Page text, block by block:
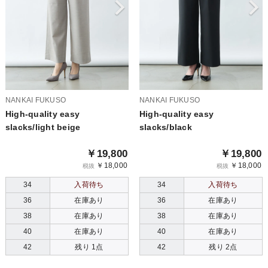
NANKAI FUKUSO
High-quality easy
slacks/light beige
￥19,800
税抜 ￥18,000
34
入荷待ち
36
在庫あり
38
在庫あり
40
在庫あり
42
残り 1点
NANKAI FUKUSO
High-quality easy
slacks/black
￥19,800
税抜 ￥18,000
34
入荷待ち
36
在庫あり
38
在庫あり
40
在庫あり
42
残り 2点